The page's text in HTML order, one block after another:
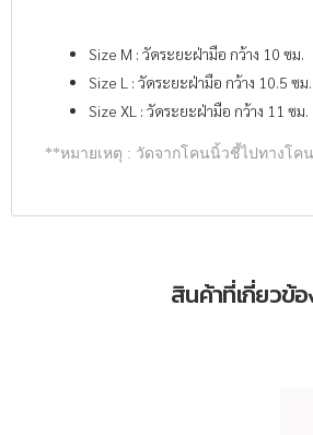
Size M : วัดระยะฝ่ามือ กว้าง 10 ซม.
Size L : วัดระยะฝ่ามือ กว้าง 10.5 ซม.
Size XL : วัดระยะฝ่ามือ กว้าง 11 ซม.
**หมายเหตุ : วัดจากโคนนิ้วชี้ไปทางโค
สินค้าที่เกี่ยวข้